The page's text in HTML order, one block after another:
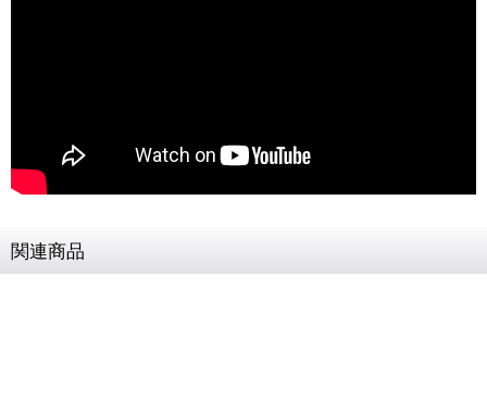
関連商品